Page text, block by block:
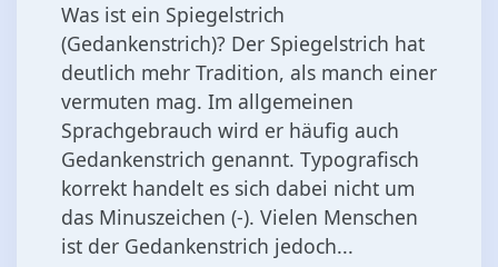
Was ist ein Spiegelstrich
(Gedankenstrich)? Der Spiegelstrich hat
deutlich mehr Tradition, als manch einer
vermuten mag. Im allgemeinen
Sprachgebrauch wird er häufig auch
Gedankenstrich genannt. Typografisch
korrekt handelt es sich dabei nicht um
das Minuszeichen (-). Vielen Menschen
ist der Gedankenstrich jedoch...